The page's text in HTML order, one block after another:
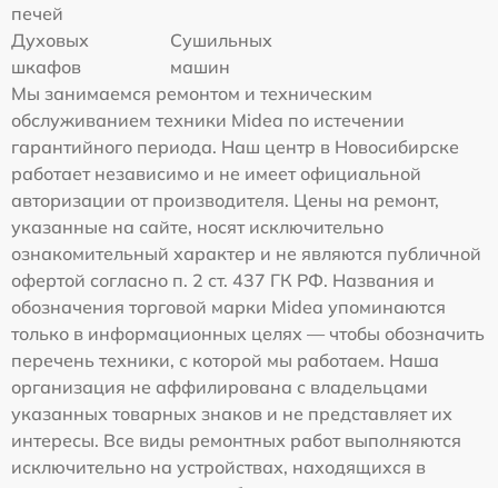
печей
Духовых
шкафов
Сушильных
машин
Мы занимаемся ремонтом и техническим
обслуживанием техники Midea по истечении
гарантийного периода. Наш центр в Новосибирске
работает независимо и не имеет официальной
авторизации от производителя. Цены на ремонт,
указанные на сайте, носят исключительно
ознакомительный характер и не являются публичной
офертой согласно п. 2 ст. 437 ГК РФ. Названия и
обозначения торговой марки Midea упоминаются
только в информационных целях — чтобы обозначить
перечень техники, с которой мы работаем. Наша
организация не аффилирована с владельцами
указанных товарных знаков и не представляет их
интересы. Все виды ремонтных работ выполняются
исключительно на устройствах, находящихся в